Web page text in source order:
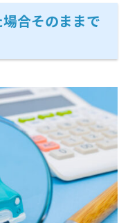
合そのままで